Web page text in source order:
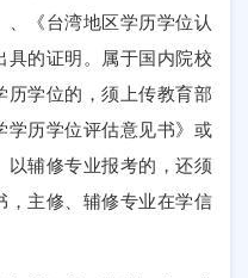
《台湾地区学历学位认
具的证明。属于国内院校
历学位的，须上传教育部
学历学位评估意见书》或
以辅修专业报考的，还须
，主修、辅修专业在学信